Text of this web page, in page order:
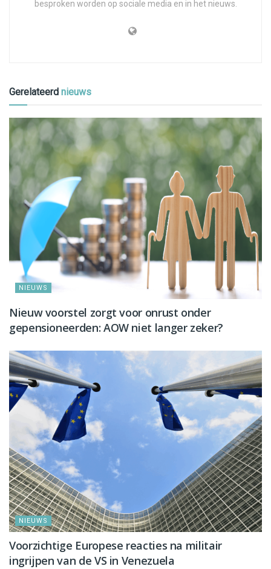
besproken worden op sociale media en in het nieuws.
Gerelateerd nieuws
NIEUWS
Nieuw voorstel zorgt voor onrust onder
gepensioneerden: AOW niet langer zeker?
NIEUWS
Voorzichtige Europese reacties na militair
ingrijpen van de VS in Venezuela